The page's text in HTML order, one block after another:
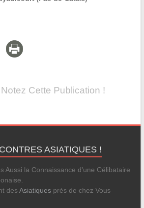
Notez Cette Publication !
ASIATIQUES !
Aussi la Connaissance d'une Célibataire
desAsiatiquesprès de chez Vous